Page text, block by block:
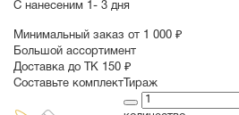
С нанесеним
1- 3 дня
Минимальный заказ от 1 000 ₽
Большой ассортимент
Доставка до ТК 150 ₽
Составьте комплект Тираж